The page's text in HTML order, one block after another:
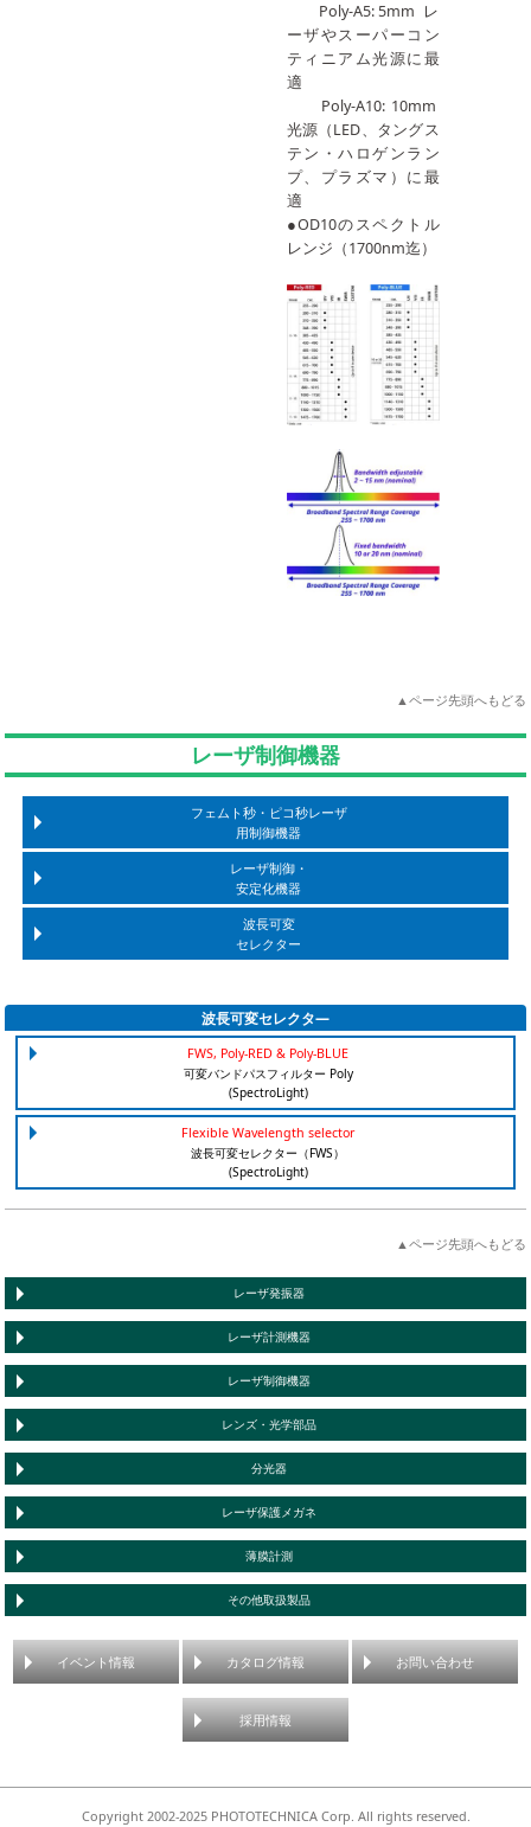
Poly-A5: 5mm レ
ーザやスーパーコン
ティニアム光源に最
適
Poly-A10: 10mm
光源（LED、タングス
テン・ハロゲンラン
プ、プラズマ）に最
適
●OD10のスペクトル
レンジ（1700nm迄）
▲ページ先頭へもどる
レーザ制御機器
フェムト秒・ピコ秒レーザ
用制御機器
レーザ制御・
安定化機器
波長可変
セレクター
波長可変セレクタ―
FWS, Poly-RED & Poly-BLUE
可変バンドパスフィルター Poly
(SpectroLight)
Flexible Wavelength selector
波長可変セレクター（FWS）
(SpectroLight)
▲ページ先頭へもどる
レーザ発振器
レーザ計測機器
レーザ制御機器
レンズ・光学部品
分光器
レーザ保護メガネ
薄膜計測
その他取扱製品
イベント情報 カタログ情報 お問い合わせ
採用情報
Copyright 2002-2025 PHOTOTECHNICA Corp. All rights reserved.